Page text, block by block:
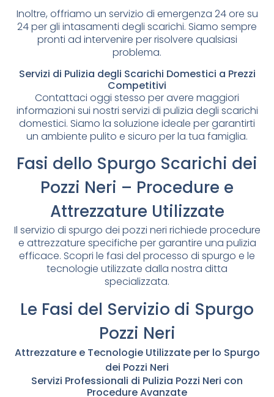
Inoltre, offriamo un servizio di emergenza 24 ore su
24 per gli intasamenti degli scarichi. Siamo sempre
pronti ad intervenire per risolvere qualsiasi
problema.
Servizi di Pulizia degli Scarichi Domestici a Prezzi
Competitivi
Contattaci oggi stesso per avere maggiori
informazioni sui nostri servizi di pulizia degli scarichi
domestici. Siamo la soluzione ideale per garantirti
un ambiente pulito e sicuro per la tua famiglia.
Fasi dello Spurgo Scarichi dei
Pozzi Neri – Procedure e
Attrezzature Utilizzate
Il servizio di spurgo dei pozzi neri richiede procedure
e attrezzature specifiche per garantire una pulizia
efficace. Scopri le fasi del processo di spurgo e le
tecnologie utilizzate dalla nostra ditta
specializzata.
Le Fasi del Servizio di Spurgo
Pozzi Neri
Attrezzature e Tecnologie Utilizzate per lo Spurgo
dei Pozzi Neri
Servizi Professionali di Pulizia Pozzi Neri con
Procedure Avanzate